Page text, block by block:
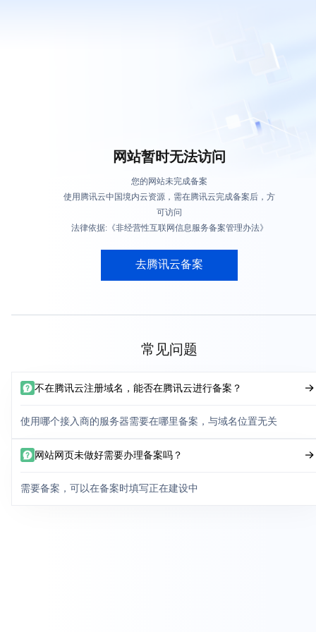
网站暂时无法访问
您的网站未完成备案
使用腾讯云中国境内云资源，需在腾讯云完成备案后，方
可访问
法律依据:《非经营性互联网信息服务备案管理办法》
去腾讯云备案
常见问题
不在腾讯云注册域名，能否在腾讯云进行备案？
使用哪个接入商的服务器需要在哪里备案，与域名位置无关
网站网页未做好需要办理备案吗？
需要备案，可以在备案时填写正在建设中